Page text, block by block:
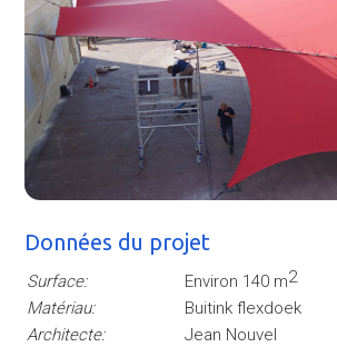
Données du projet
Surface: Environ 140 m2
Matériau:
Buitink flexdoek
Architecte:
Jean Nouvel